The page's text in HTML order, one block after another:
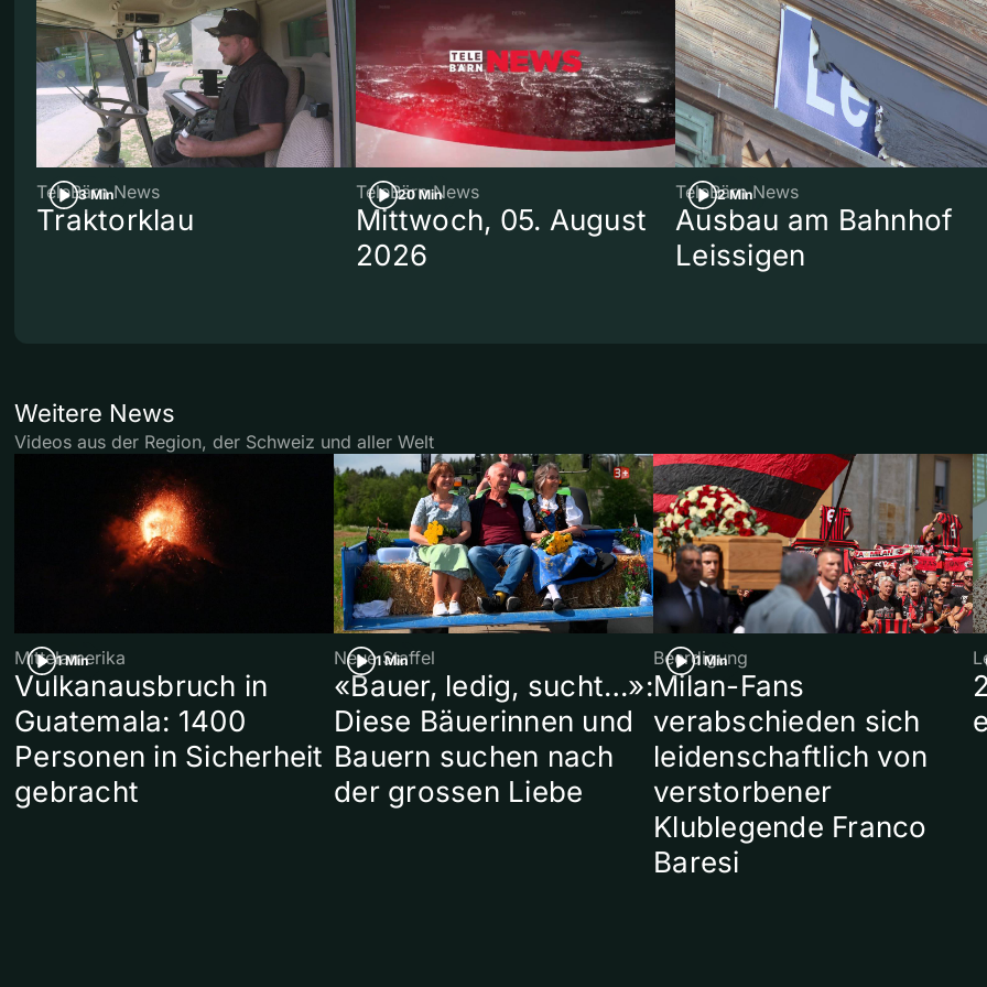
3 Min
TeleBärn News
Traktorklau
20 Min
TeleBärn News
Mittwoch, 05. August
2026
2 Min
TeleBärn News
Ausbau am Bahnhof
Leissigen
Weitere News
Videos aus der Region, der Schweiz und aller Welt
1 Min
Mittelamerika
Vulkanausbruch in
Guatemala: 1400
Personen in Sicherheit
gebracht
1 Min
Neue Staffel
«Bauer, ledig, sucht…»:
Diese Bäuerinnen und
Bauern suchen nach
der grossen Liebe
1 Min
Beerdigung
Milan-Fans
verabschieden sich
leidenschaftlich von
verstorbener
Klublegende Franco
Baresi